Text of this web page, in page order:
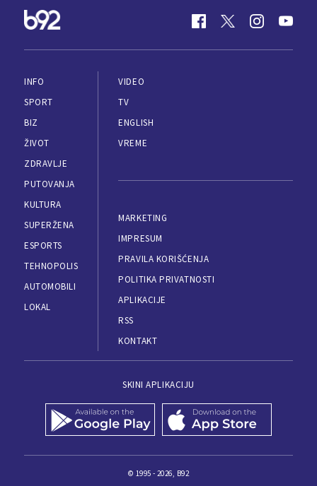
INFO
SPORT
BIZ
ŽIVOT
ZDRAVLJE
PUTOVANJA
KULTURA
SUPERŽENA
ESPORTS
TEHNOPOLIS
AUTOMOBILI
LOKAL
VIDEO
TV
ENGLISH
VREME
MARKETING
IMPRESUM
PRAVILA KORIŠĆENJA
POLITIKA PRIVATNOSTI
APLIKACIJE
RSS
KONTAKT
SKINI APLIKACIJU
© 1995 - 2026, B92